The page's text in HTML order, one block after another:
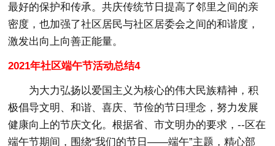
最好的保护和传承。共庆传统节日提高了邻里之间的亲
密度，也加强了社区居民与社区居委会之间的和谐度，
激发出向上向善正能量。
2021年社区端午节活动总结4
为大力弘扬以爱国主义为核心的伟大民族精神，积
极倡导文明、和谐、喜庆、节俭的节日理念，努力发展
健康向上的节庆文化。根据省、市文明办的要求，--区在
端午节期间，围绕“我们的节日——端午”主题，精心部